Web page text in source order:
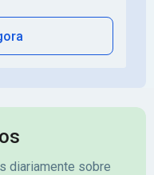
diariamente sobre